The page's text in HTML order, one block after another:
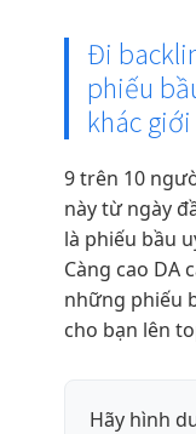
Đi
phiếu
khác
9 trên 10
này từ ngày
là phiếu bầu
Càng cao DA
những phiếu
cho bạn lên
Hãy hình